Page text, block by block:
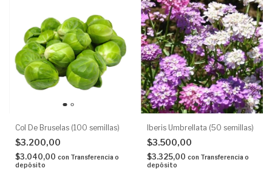
Col De Bruselas (100 semillas)
$3.200,00
$3.040,00 con Transferencia o
depósito
Iberis Umbrellata (50 semillas)
$3.500,00
$3.325,00 con Transferencia o
depósito